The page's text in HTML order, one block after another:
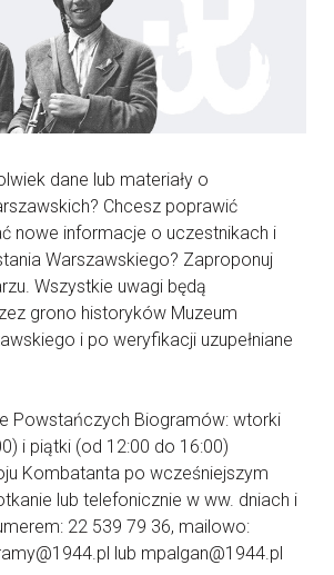
dane lub materiały o
Chcesz poprawić
nowe informacje o uczestnikach i
Warszawskiego? Zaproponuj
Wszystkie uwagi będą
grono historyków Muzeum
i po weryfikacji uzupełniane
Powstańczych Biogramów: wtorki
i piątki (od 12:00 do 16:00)
Kombatanta po wcześniejszym
lub telefonicznie w ww. dniach i
22 539 79 36, mailowo:
lub mpalgan@1944.pl